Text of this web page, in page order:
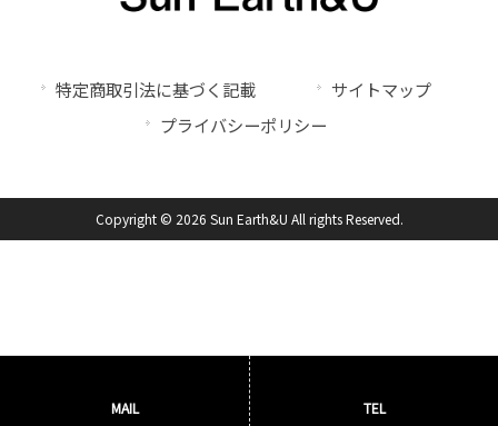
特定商取引法に基づく記載
サイトマップ
プライバシーポリシー
Copyright © 2026 Sun Earth&U All rights Reserved.
MAIL TEL